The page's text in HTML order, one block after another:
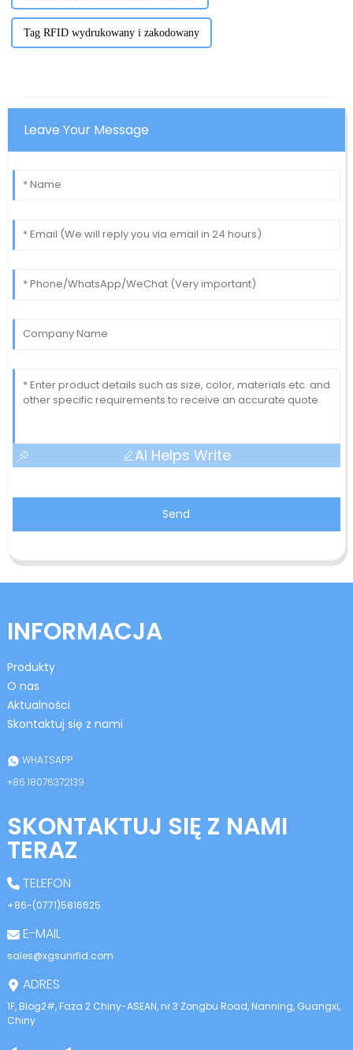
Tag RFID wydrukowany i zakodowany
Leave Your Message
AI Helps Write
Send
INFORMACJA
Produkty
O nas
Aktualności
Skontaktuj się z nami
WHATSAPP
+86 18076372139
SKONTAKTUJ SIĘ Z NAMI
TERAZ
TELEFON
+86-(0771)5816625
E-MAIL
sales@xgsunrfid.com
ADRES
1F, Blog2#, Faza 2 Chiny-ASEAN, nr 3 Zongbu Road, Nanning, Guangxi,
Chiny